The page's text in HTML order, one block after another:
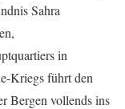
Sahra
in
Kriegs führt den
Bergen vollends ins